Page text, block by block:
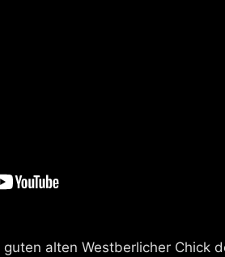
alten Westberlicher Chick